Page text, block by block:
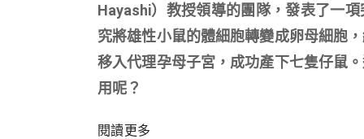
Hayashi）教授領導的團隊，發表了一
究將雄性小鼠的體細胞轉變成卵母細胞
移入代理孕母子宮，成功產下七隻仔鼠
用呢？
閱讀更多